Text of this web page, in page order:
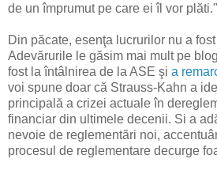
de un împrumut pe care ei îl vor plăti."
Din păcate, esenţa lucrurilor nu a
Adevărurile le găsim mai mult pe
fost la întâlnirea de la ASE şi a
voi spune doar că Strauss-Kahn a
principală a crizei actuale în
financiar din ultimele decenii. Si a
nevoie de reglementări noi,
procesul de reglementare decurge